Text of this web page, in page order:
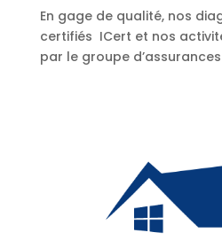
En gage de qualité, nos
certifiés ICert et nos
par le groupe d’assurances